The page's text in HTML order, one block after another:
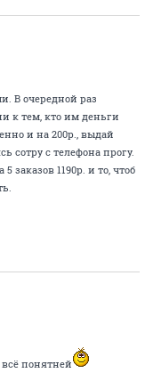
В очередной раз
к тем, кто им деньги
и на 200р., выдай
сотру с телефона прогу.
заказов 1190р. и то, чтоб
всё понятней